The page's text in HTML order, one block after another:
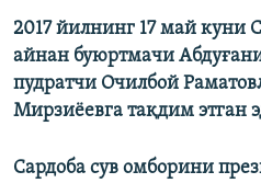
2017 йилнинг 17 май куни
айнан буюртмачи
пудратчи Очилбой
Мирзиëевга тақдим этган
Сардоба сув омборини